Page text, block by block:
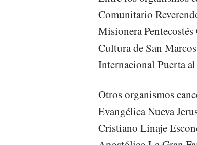
Comunitario
Misionera
Cultura de San
Internacional Puerta
Otros organismos
Evangélica Nueva
Cristiano Linaje